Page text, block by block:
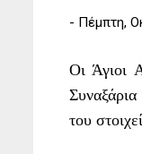
- Πέμπτη,
Οι Άγιοι
του